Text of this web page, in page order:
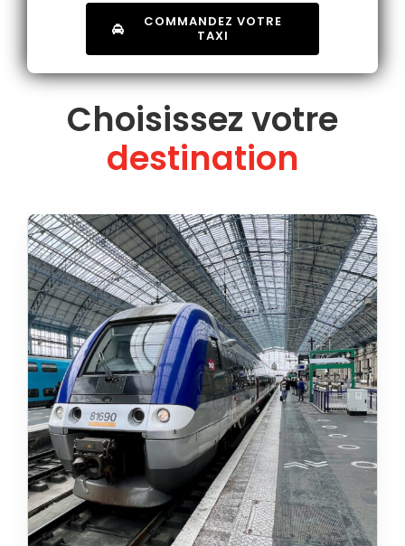
COMMANDEZ VOTRE
TAXI
Choisissez votre
destination